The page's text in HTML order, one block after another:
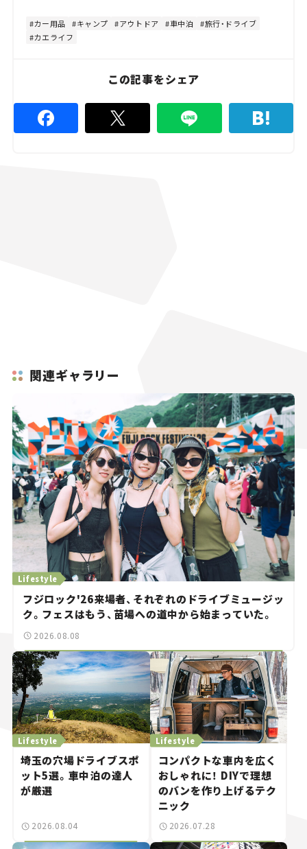
8
カー用品 キャンプ アウトドア 車中泊
旅行・ドライブ
カエライフ
この記事をシェア
関連ギャラリー
Lifestyle
フジロック'26来場者、それぞれのドライブミュージッ
ク。フェスはもう、苗場への道中から始まっていた。
2026.08.08
Lifestyle
埼玉の穴場ドライブスポ
ット5選。車中泊の達人
が厳選
2026.08.04
Lifestyle
コンパクトな車内を広く
おしゃれに！ DIYで理想
のバンを作り上げるテク
ニック
2026.07.28